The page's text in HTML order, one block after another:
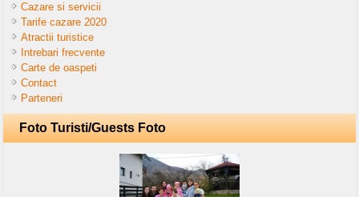
Cazare si servicii
Tarife cazare 2020
Atractii turistice
Intrebari frecvente
Carte de oaspeti
Contact
Parteneri
Foto Turisti/Guests Foto